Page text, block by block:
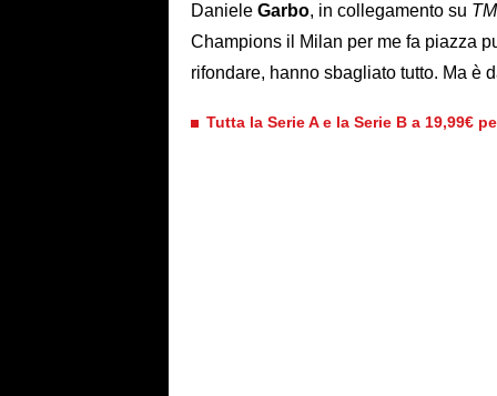
Daniele Garbo, in collegamento su
Champions il Milan per me fa piazza
rifondare, hanno sbagliato tutto. Ma è
Tutta la Serie A e la Serie B a 19,99€